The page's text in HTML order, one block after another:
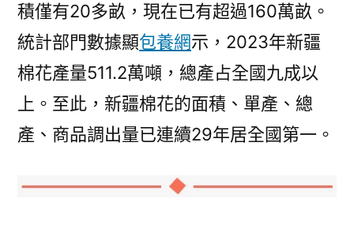
積僅有20多畝，現在已有超過160萬畝。
統計部門數據顯包養網示，2023年新疆
棉花產量511.2萬噸，總產占全國九成以
上。至此，新疆棉花的面積、單產、總
產、商品調出量已連續29年居全國第一。